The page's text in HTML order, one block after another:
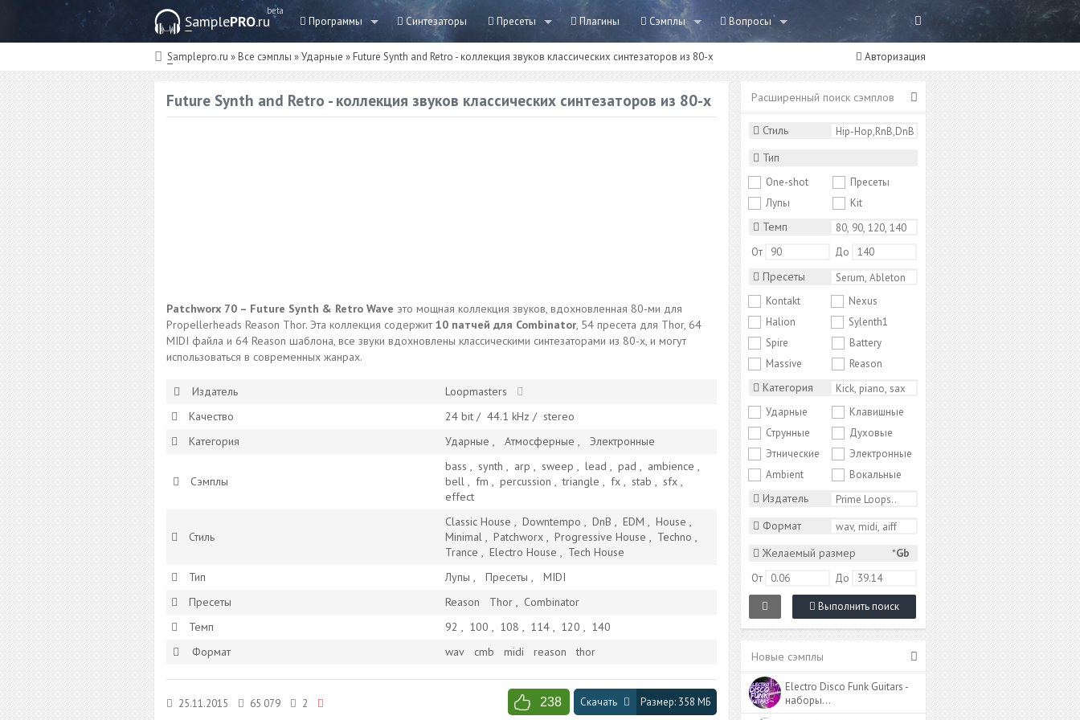
SamplePRO.ru
beta
Программы Синтезаторы Пресеты Плагины Сэмплы Вопросы
Samplepro.ru » Все сэмплы »Ударные » Future Synth and Retro - коллекция звуков классических синтезаторов из 80-х Авторизация
Future Synth and Retro - коллекция звуков классических синтезаторов из 80-х
Patchworx 70 – Future Synth & Retro Wave это мощная коллекция звуков, вдохновленная 80-ми для
Propellerheads Reason Thor. Эта коллекция содержит10 патчей для Combinator, 54 пресета для Thor, 64
MIDI файла и 64 Reason шаблона, все звуки вдохновлены классическими синтезаторами из 80-х, и могут
использоваться в современных жанрах.
Издатель
Loopmasters
Качество
24 bit / 44.1 kHz / stereo
Категория
Ударные Атмосферные Электронные
Сэмплы
bass , synth , arp , sweep , lead , pad , ambience ,
bell , fm , percussion , triangle , fx , stab , sfx ,
effect
Стиль
Classic House , Downtempo , DnB , EDM , House ,
Minimal , Patchworx , Progressive House , Techno ,
Trance , Electro House , Tech House
Тип
Лупы Пресеты
MIDI
Пресеты
Reason Thor , Combinator
Темп
92 , 100 , 108 , 114 , 120 , 140
Формат
wav cmb midi reason thor
25.11.2015 65 079 2 238 Размер: 358 МБ
Скачать
Расширенный поиск сэмплов
Стиль
Тип
One-shot
Лупы
Пресеты
Kit
Темп
От До
Пресеты
Kontakt
Halion
Nexus
Sylenth1
Spire
Massive
Battery
Reason
Категория
Ударные
Струнные
Этнические
Ambient
Клавишные
Духовые
Электронные
Вокальные
Издатель
Формат
Желаемый размер
*Gb
От До
Выполнить поиск
Новые сэмплы
Electro Disco Funk Guitars -
наборы…